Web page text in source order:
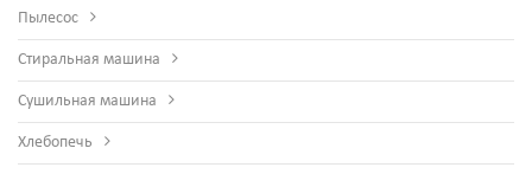
Пылесос
Стиральная машина
Сушильная машина
Хлебопечь